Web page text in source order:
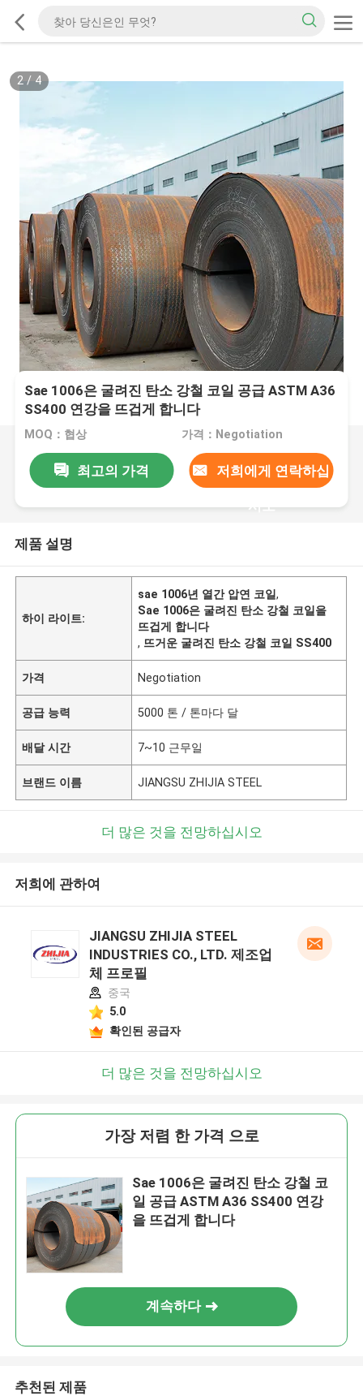
2/ 4
Sae 1006은 굴려진 탄소 강철 코일 공급 ASTM A36
SS400 연강을 뜨겁게 합니다
MOQ：협상 가격：Negotiation
최고의 가격 저희에게 연락하십
시오
제품 설명
하이 라이트:
sae 1006년 열간 압연 코일,
Sae 1006은 굴려진 탄소 강철 코일을
뜨겁게 합니다
, 뜨거운 굴려진 탄소 강철 코일 SS400
가격 Negotiation
공급 능력 5000 톤 / 톤마다 달
배달 시간 7~10 근무일
브랜드 이름 JIANGSU ZHIJIA STEEL
더 많은 것을 전망하십시오
저희에 관하여
JIANGSU ZHIJIA STEEL
INDUSTRIES CO., LTD. 제조업
체 프로필
중국
5.0
확인된 공급자
더 많은 것을 전망하십시오
가장 저렴 한 가격 으로
Sae 1006은 굴려진 탄소 강철 코
일 공급 ASTM A36 SS400 연강
을 뜨겁게 합니다
계속하다
추천된 제품